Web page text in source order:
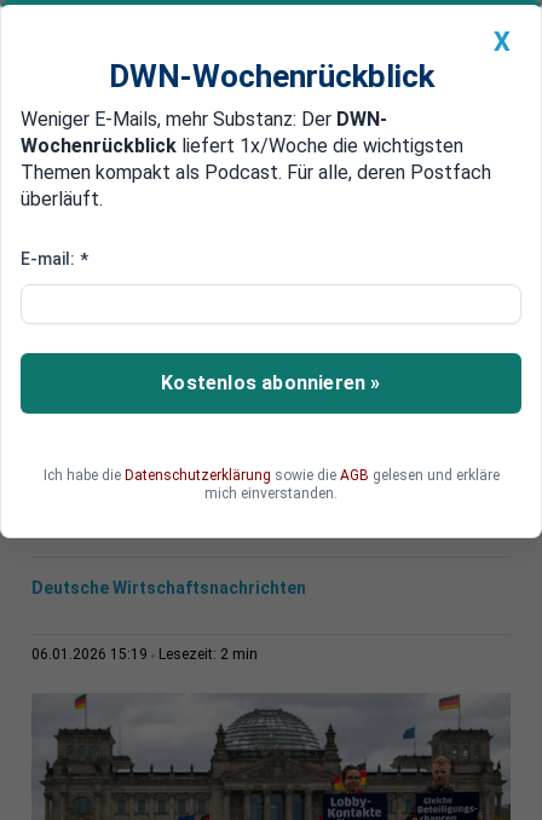
Newsticker MEIN DWN: Geldanlage Premium
Edelmetalle DWN-Magazin China
Lobbyregister: Finanzbranche
Vertretern im Bundestag
Das Lobbyregister zeigt, wer im Bundestag
versucht, Politik zu beeinflussen. Eine
Geld ein.
Deutsche Wirtschaftsnachrichten
06.01.2026 15:19 Lesezeit: 2 min
X
DWN-Wochenrückblick
Weniger E-Mails, mehr Substanz: Der DWN-
Wochenrückblick liefert 1x/Woche die wichtigsten
Themen kompakt als Podcast. Für alle, deren Postfach
überläuft.
E-mail: *
Kostenlos abonnieren »
Ich habe die Datenschutzerklärung sowie die AGB gelesen und erkläre
mich einverstanden.